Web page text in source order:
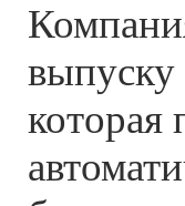
выпуску
которая